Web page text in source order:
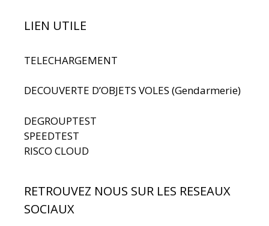
LIEN UTILE
TELECHARGEMENT
DECOUVERTE D’OBJETS VOLES (Gendarmerie)
DEGROUPTEST
SPEEDTEST
RISCO CLOUD
RETROUVEZ NOUS SUR LES RESEAUX
SOCIAUX